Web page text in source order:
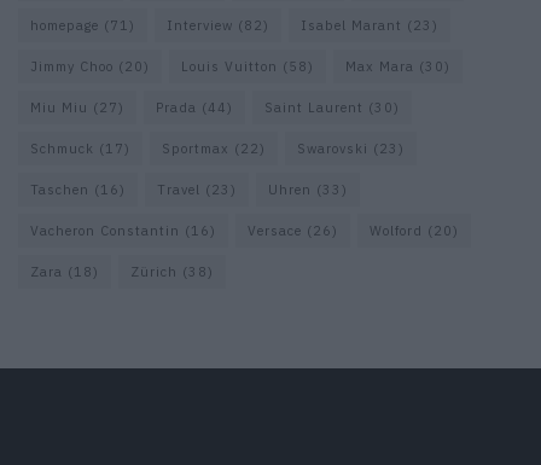
homepage (71) Interview (82) Isabel Marant (23)
Jimmy Choo (20) Louis Vuitton (58) Max Mara (30)
Miu Miu (27) Prada (44) Saint Laurent (30)
Schmuck (17) Sportmax (22) Swarovski (23)
Taschen (16) Travel (23) Uhren (33)
Vacheron Constantin (16) Versace (26) Wolford (20)
Zara (18) Zürich (38)